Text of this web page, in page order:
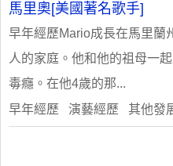
馬里奧[美國著名歌手]
早年經歷Mario成長在馬里蘭
人的家庭。他和他的祖母一
毒癮。在他4歲的那...
早年經歷 演藝經歷 其他發